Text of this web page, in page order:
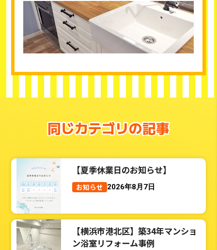
同じカテゴリの記事
【夏季休業日のお知らせ】
お知らせ 2026年8月7日
【横浜市港北区】築34年マンショ
ン浴室リフォーム事例